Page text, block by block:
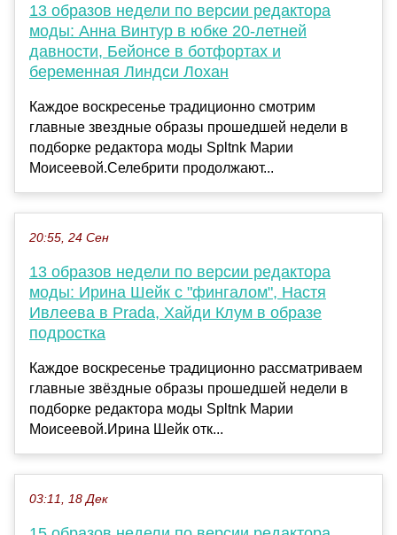
13 образов недели по версии редактора
моды: Анна Винтур в юбке 20-летней
давности, Бейонсе в ботфортах и
беременная Линдси Лохан
Каждое воскресенье традиционно смотрим
главные звездные образы прошедшей недели в
подборке редактора моды Spltnk Марии
Моисеевой.Селебрити продолжают...
20:55, 24 Сен
13 образов недели по версии редактора
моды: Ирина Шейк с "фингалом", Настя
Ивлеева в Prada, Хайди Клум в образе
подростка
Каждое воскресенье традиционно рассматриваем
главные звёздные образы прошедшей недели в
подборке редактора моды Spltnk Марии
Моисеевой.Ирина Шейк отк...
03:11, 18 Дек